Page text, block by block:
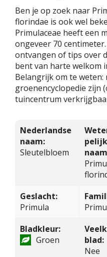
Ben je op zoek naar
florindae is ook wel
Primulaceae heeft een
ongeveer 70
ontvangen of tips over
bent van harte welkom
Belangrijk om te weten:
groenencyclopedie zijn
tuincentrum
Nederlandse
naam:
Sleutelbloem
Geslacht:
Primula
Bladkleur:
Groen
blad:
Nee